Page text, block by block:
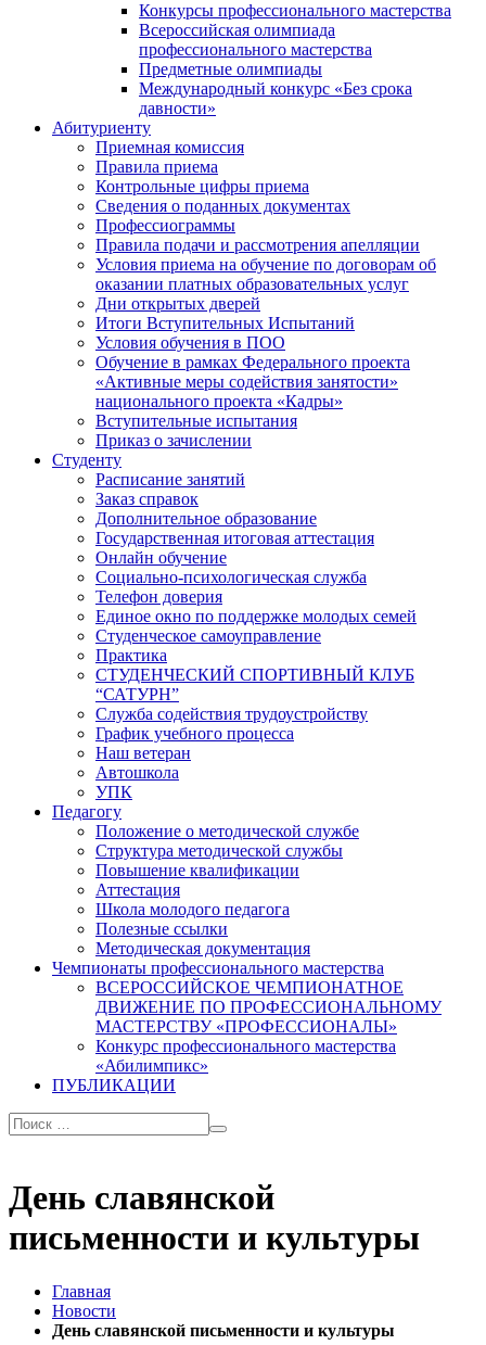
Конкурсы профессионального мастерства
Всероссийская олимпиада
профессионального мастерства
Предметные олимпиады
Международный конкурс «Без срока
давности»
Абитуриенту
Приемная комиссия
Правила приема
Контрольные цифры приема
Сведения о поданных документах
Профессиограммы
Правила подачи и рассмотрения апелляции
Условия приема на обучение по договорам об
оказании платных образовательных услуг
Дни открытых дверей
Итоги Вступительных Испытаний
Условия обучения в ПОО
Обучение в рамках Федерального проекта
«Активные меры содействия занятости»
национального проекта «Кадры»
Вступительные испытания
Приказ о зачислении
Студенту
Расписание занятий
Заказ справок
Дополнительное образование
Государственная итоговая аттестация
Онлайн обучение
Социально-психологическая служба
Телефон доверия
Единое окно по поддержке молодых семей
Студенческое самоуправление
Практика
СТУДЕНЧЕСКИЙ СПОРТИВНЫЙ КЛУБ
“САТУРН”
Служба содействия трудоустройству
График учебного процесса
Наш ветеран
Автошкола
УПК
Педагогу
Положение о методической службе
Структура методической службы
Повышение квалификации
Аттестация
Школа молодого педагога
Полезные ссылки
Методическая документация
Чемпионаты профессионального мастерства
ВСЕРОССИЙСКОЕ ЧЕМПИОНАТНОЕ
ДВИЖЕНИЕ ПО ПРОФЕССИОНАЛЬНОМУ
МАСТЕРСТВУ «ПРОФЕССИОНАЛЫ»
Конкурс профессионального мастерства
«Абилимпикс»
ПУБЛИКАЦИИ
День славянской
письменности и культуры
Главная
Новости
День славянской письменности и культуры